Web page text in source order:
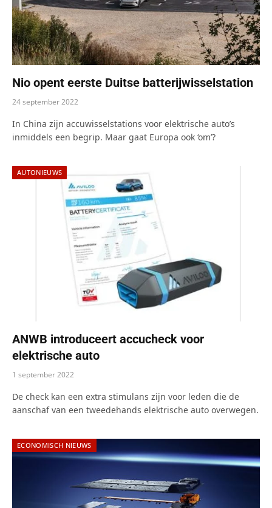
Nio opent eerste Duitse batterijwisselstation
24 september 2022
In China zijn accuwisselstations voor elektrische auto’s
inmiddels een begrip. Maar gaat Europa ook ‘om’?
AUTONIEUWS
ANWB introduceert accucheck voor
elektrische auto
1 september 2022
De check kan een extra stimulans zijn voor leden die de
aanschaf van een tweedehands elektrische auto overwegen.
ECONOMISCH NIEUWS